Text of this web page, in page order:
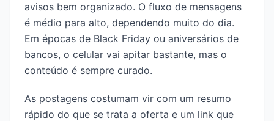
avisos bem organizado. O fluxo de mensagens
é médio para alto, dependendo muito do dia.
Em épocas de Black Friday ou aniversários de
bancos, o celular vai apitar bastante, mas o
conteúdo é sempre curado.
As postagens costumam vir com um resumo
rápido do que se trata a oferta e um link que